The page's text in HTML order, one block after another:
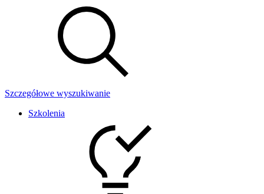
Szczegółowe wyszukiwanie
Szkolenia